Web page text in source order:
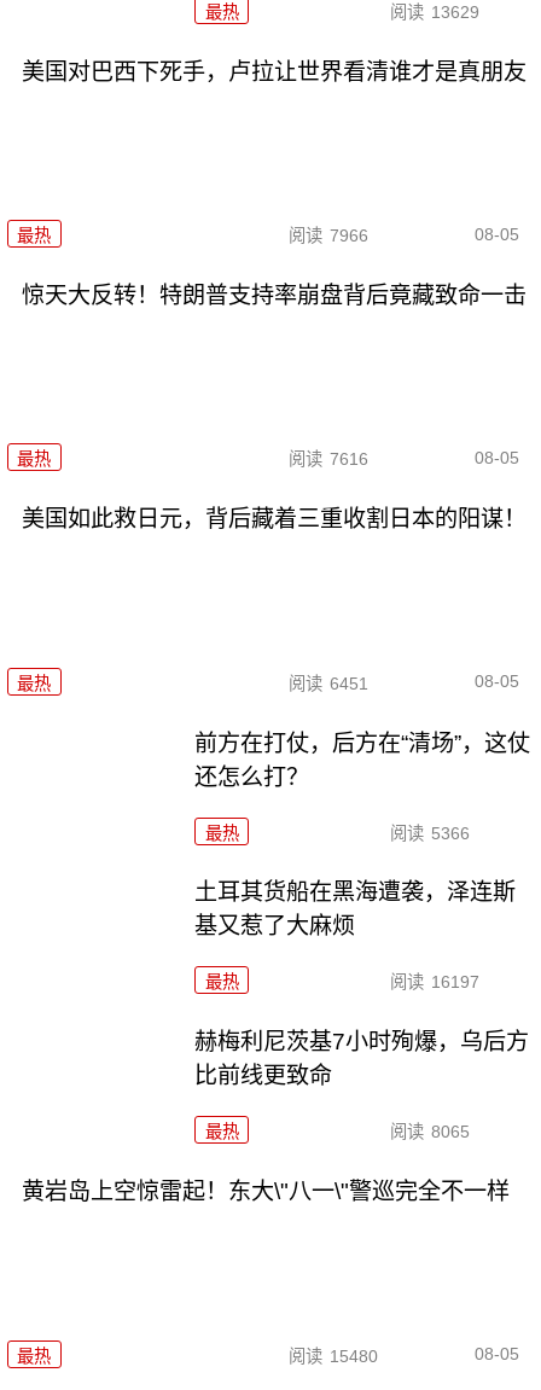
最热 阅读 13629
美国对巴西下死手，卢拉让世界看清谁才是真朋友
最热 阅读 7966 08-05
惊天大反转！特朗普支持率崩盘背后竟藏致命一击
最热 阅读 7616 08-05
美国如此救日元，背后藏着三重收割日本的阳谋！
最热 阅读 6451 08-05
前方在打仗，后方在“清场”，这仗
还怎么打？
最热 阅读 5366
土耳其货船在黑海遭袭，泽连斯
基又惹了大麻烦
最热 阅读 16197
赫梅利尼茨基7小时殉爆，乌后方
比前线更致命
最热 阅读 8065
黄岩岛上空惊雷起！东大\"八一\"警巡完全不一样
最热 阅读 15480 08-05